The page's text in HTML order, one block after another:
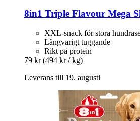
8in1 Triple Flavour Mega
XXL-snack för stora
Långvarigt tuggande
Rikt på protein
79 kr (494 kr / kg)
Leverans till 19. augusti